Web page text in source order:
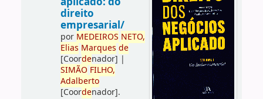
direito
empresarial/
por MEDEIROS NETO,
Elias Marques de
[Coordenador] |
SIMÃO FILHO,
Adalberto
[Coordenador].